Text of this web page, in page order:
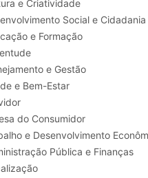
e Criatividade
Social e Cidadania
e Formação
e Gestão
e Bem-Estar
do Consumidor
Trabalho e
Pública e Finanças